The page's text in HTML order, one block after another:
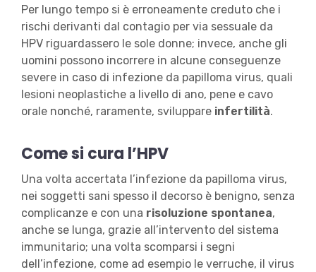
Per lungo tempo si è erroneamente creduto che i
rischi derivanti dal contagio per via sessuale da
HPV riguardassero le sole donne; invece, anche gli
uomini possono incorrere in alcune conseguenze
severe in caso di infezione da papilloma virus, quali
lesioni neoplastiche a livello di ano, pene e cavo
orale nonché, raramente, sviluppare infertilità.
Come si cura l’HPV
Una volta accertata l’infezione da papilloma virus,
nei soggetti sani spesso il decorso è benigno, senza
complicanze e con una risoluzione spontanea,
anche se lunga, grazie all’intervento del sistema
immunitario; una volta scomparsi i segni
dell’infezione, come ad esempio le verruche, il virus